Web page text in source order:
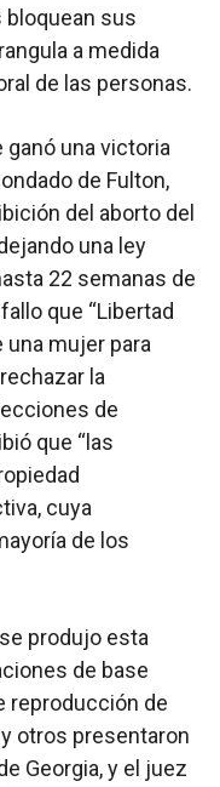
bloquean sus
a medida
de las personas.
una victoria
de Fulton,
del aborto del
una ley
22 semanas de
que “Libertad
una mujer para
la
de
que “las
cuya
de los
produjo esta
de base
reproducción de
otros presentaron
Georgia, y el juez